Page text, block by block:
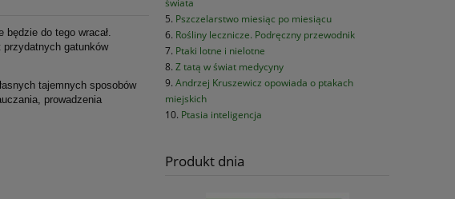
do tego wracał.
gatunków
tajemnych sposobów
prowadzenia
świata
Pszczelarstwo miesiąc po miesiącu
Rośliny lecznicze. Podręczny przewodnik
Ptaki lotne i nielotne
Z tatą w świat medycyny
Andrzej Kruszewicz opowiada o ptakach
miejskich
Ptasia inteligencja
Produkt dnia